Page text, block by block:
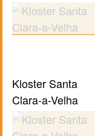
Kloster Santa
Clara-a-Velha